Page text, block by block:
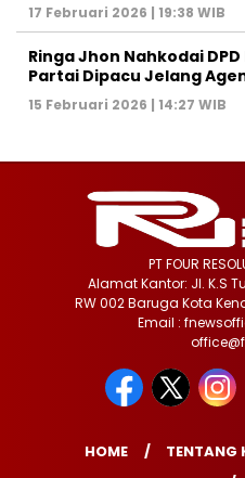
17 Februari 2026 | 19:38 WIB
Ringa Jhon Nahkodai
Partai Dipacu Jelang
15 Februari 2026 | 14:27 WIB
PT FOUR
Alamat Kantor: Jl. K.S
RW 002 Baruga Kota
Email :
HOME TENTANG